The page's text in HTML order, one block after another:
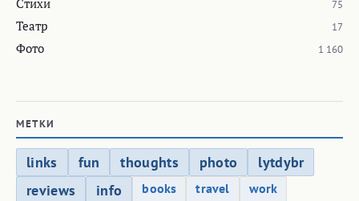
Стихи 75
Театр 17
Фото 1 160
МЕТКИ
links fun thoughts photo
lytdybr
reviews
info books travel
work